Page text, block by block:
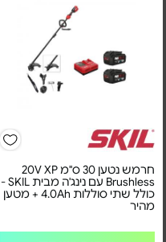
חרמש נטען 30 ס"מ 20V XP
Brushless עם נינג'ה מבית SKIL -
כולל שתי סוללות 4.0Ah + מטען
מהיר